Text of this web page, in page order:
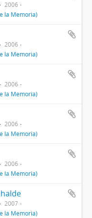
2006
la Memoria)
2006
la Memoria)
2006
la Memoria)
2006
la Memoria)
2006
la Memoria)
2007
la Memoria)